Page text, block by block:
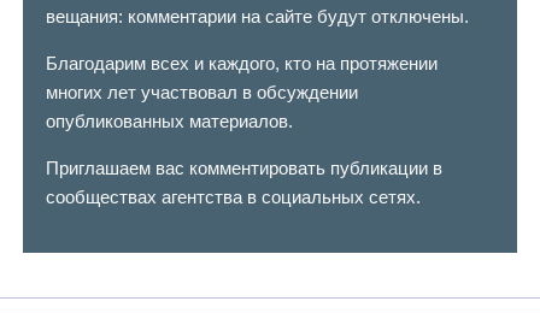
вещания: комментарии на сайте будут отключены.
Благодарим всех и каждого, кто на протяжении
многих лет участвовал в обсуждении
опубликованных материалов.
Приглашаем вас комментировать публикации в
сообществах агентства в социальных сетях.